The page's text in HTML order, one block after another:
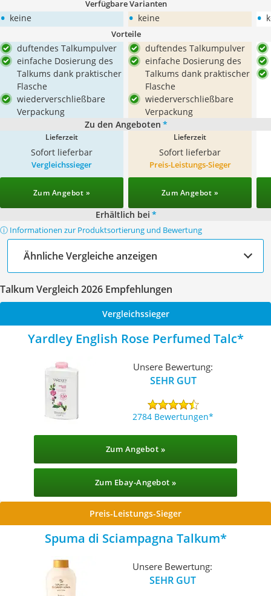
Verfügbare Varianten
• keine • keine •
Vorteile
duftendes Talkumpulver
einfache Dosierung des
Talkums dank praktischer
Flasche
wiederverschließbare
Verpackung
duftendes Talkumpulver
einfache Dosierung des
Talkums dank praktischer
Flasche
wiederverschließbare
Verpackung
Zu den Angeboten *
Lieferzeit
Sofort lieferbar
Lieferzeit
Sofort lieferbar
Vergleichssieger
Zum Angebot »
Preis-Leistungs-Sieger
Zum Angebot »
Erhältlich bei *
ⓘ Informationen zur Produktsortierung und Bewertung
Ähnliche Vergleiche anzeigen
Talkum Vergleich 2026 Empfehlungen
Vergleichssieger
Yardley English Rose Perfumed Talc
Unsere Bewertung:
SEHR GUT
2784 Bewertungen
Zum Angebot »
Zum Ebay-Angebot »
Preis-Leistungs-Sieger
Spuma di Sciampagna Talkum
Unsere Bewertung:
SEHR GUT